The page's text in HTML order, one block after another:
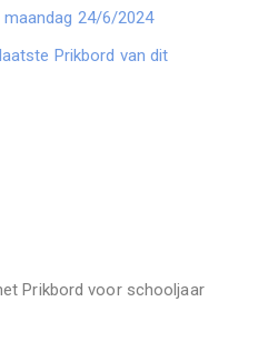
24/6/2024
Prikbord van dit
Prikbord voor schooljaar